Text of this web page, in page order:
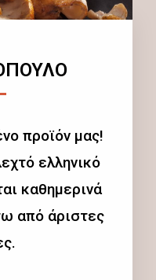
προϊόν μας!
ελληνικό
καθημερινά
από άριστες